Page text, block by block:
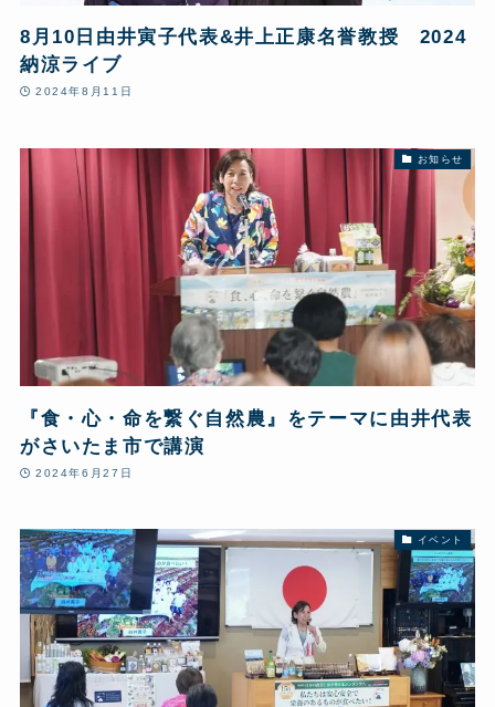
8月10日由井寅子代表&井上正康名誉教授 2024
納涼ライブ
2024年8月11日
お知らせ
『食・心・命を繋ぐ自然農』をテーマに由井代表
がさいたま市で講演
2024年6月27日
イベント